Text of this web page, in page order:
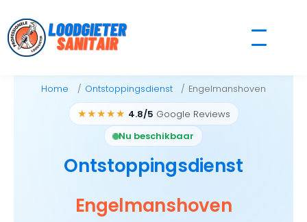
to
content
Home Ontstoppingsdienst Engelmanshoven
★★★★★ 4.8/5 Google Reviews
Nu beschikbaar
Ontstoppingsdienst
Engelmanshoven